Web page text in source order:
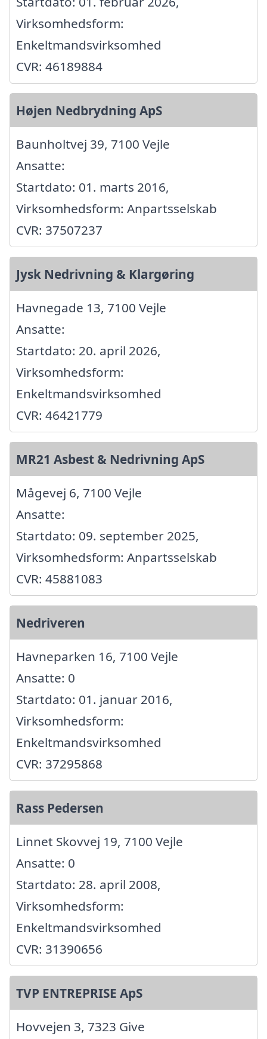
Virksomhedsform:
Enkeltmandsvirksomhed
CVR: 46189884
Højen Nedbrydning ApS
Baunholtvej 39, 7100 Vejle
Ansatte:
Startdato: 01. marts 2016,
Virksomhedsform: Anpartsselskab
CVR: 37507237
Jysk Nedrivning & Klargøring
Havnegade 13, 7100 Vejle
Ansatte:
Startdato: 20. april 2026,
Virksomhedsform:
Enkeltmandsvirksomhed
CVR: 46421779
MR21 Asbest & Nedrivning ApS
Mågevej 6, 7100 Vejle
Ansatte:
Startdato: 09. september 2025,
Virksomhedsform: Anpartsselskab
CVR: 45881083
Nedriveren
Havneparken 16, 7100 Vejle
Ansatte: 0
Startdato: 01. januar 2016,
Virksomhedsform:
Enkeltmandsvirksomhed
CVR: 37295868
Rass Pedersen
Linnet Skovvej 19, 7100 Vejle
Ansatte: 0
Startdato: 28. april 2008,
Virksomhedsform:
Enkeltmandsvirksomhed
CVR: 31390656
TVP ENTREPRISE ApS
Hovvejen 3, 7323 Give